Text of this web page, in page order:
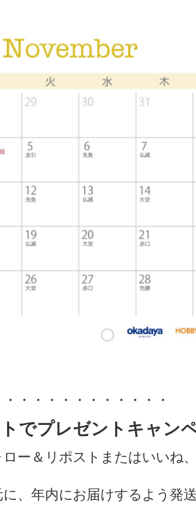
・・・・・・・・・・・
でプレゼントキャン
ー＆リポストまたはいいね
、年内にお届けするよう発